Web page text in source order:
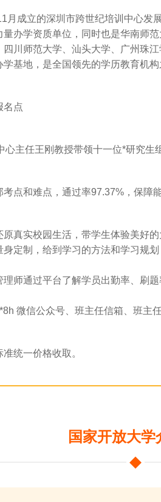
月成立的深圳市跨世纪培训中心发
办学资质单位，同时也是华南师
川师范大学、汕头大学、广州珠
基地，是全国领先的学历教育机构
名点
心主任王刚教授带领十一位*研究生
点和难点，通过率97.37%，保障
真实校园生活，带学生体验美好
定制，给到学习的方法和学习规
师通过平台了解学员出勤率、刷
微信公众号、班主任信箱、班主
统一价格收取。
国家开放大学